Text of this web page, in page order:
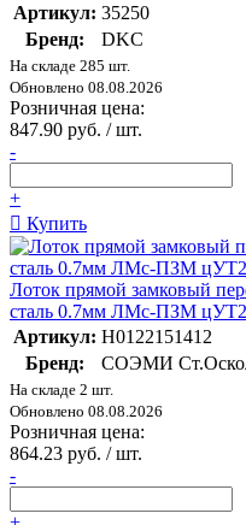
Артикул: 35250
Бренд:
DKC
На складе 285 шт.
Обновлено 08.08.2026
Розничная цена:
847.90 руб. / шт.
-
+
Купить
Лоток прямой замковый
сталь 0.7мм ЛМс-ПЗМ
Артикул: Н0122151412
Бренд:
СОЭМИ
На складе 2 шт.
Обновлено 08.08.2026
Розничная цена:
864.23 руб. / шт.
-